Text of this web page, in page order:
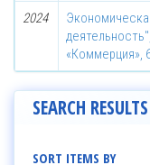
2024
«Коммерция»,
SEARCH RESULTS
SORT ITEMS BY